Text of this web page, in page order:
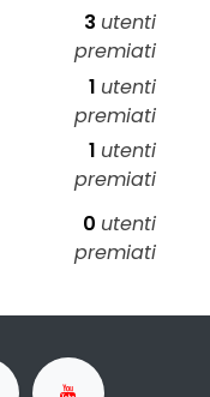
3 utenti
premiati
1 utenti
premiati
1 utenti
premiati
0 utenti
premiati